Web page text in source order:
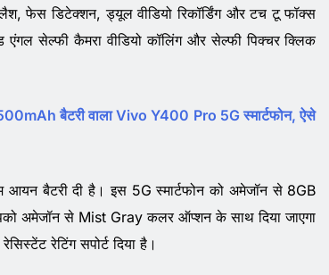
फेस डिटेक्शन, ड्यूल वीडियो रिकॉर्डिंग और टच टू फॉक्स
सेल्फी कैमरा वीडियो कॉलिंग और सेल्फी पिक्चर क्लिक
बैटरी वाला Vivo Y400 Pro 5G स्मार्टफोन, ऐसे
आयन बैटरी दी है। इस 5G स्मार्टफोन को अमेजॉन से 8GB
अमेजॉन से Mist Gray कलर ऑप्शन के साथ दिया जाएगा
रेटिंग सपोर्ट दिया है।